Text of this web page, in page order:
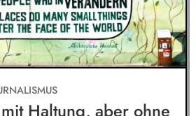
Haltung, aber ohne